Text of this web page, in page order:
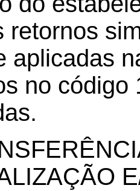
retornos
aplicadas
no código